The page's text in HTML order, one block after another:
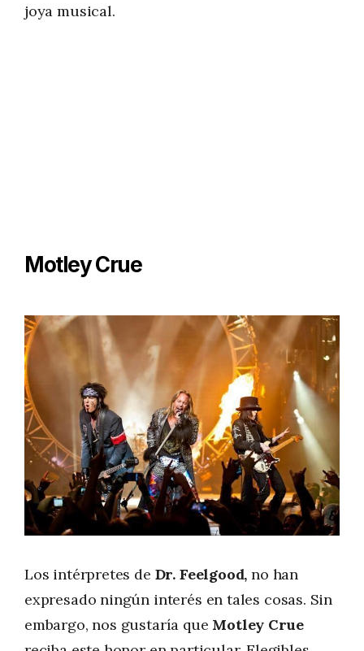
joya musical.
Motley Crue
Los intérpretes de Dr. Feelgood, no han
expresado ningún interés en tales cosas. Sin
embargo, nos gustaría que Motley Crue